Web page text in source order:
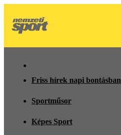
Friss hírek napi bontásban
Sportműsor
Képes Sport